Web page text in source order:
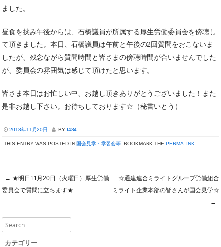
ました。
昼食を挟み午後からは、石橋議員が所属する厚生労働委員会を傍聴し
て頂きました。本日、石橋議員は午前と午後の2回質問をおこないま
したが、残念ながら質問時間と皆さまの傍聴時間が合いませんでした
が、委員会の雰囲気は感じて頂けたと思います。
皆さま本日はお忙しい中、お越し頂きありがとうございました！また
是非お越し下さい。お待ちしております☆（秘書いとう）
2018年11月20日 BY I484
THIS ENTRY WAS POSTED IN 国会見学・学習会等 . BOOKMARK THE PERMALINK
Post navigation
← ★明日11月20日（火曜日）厚生労働
委員会で質問に立ちます★
☆通建連合ミライトグループ労働組合
ミライト企業本部の皆さんが国会見学☆
→
Search
カテゴリー